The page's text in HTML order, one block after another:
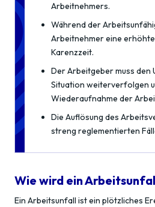
Arbeitnehmers.
Während der
Arbeitnehmer eine
Karenzzeit.
Der Arbeitgeber muss den
Situation weiterverfolgen
Wiederaufnahme der
Die Auflösung des
streng reglementierten
Wie wird ein
Ein Arbeitsunfall ist ein plötzliches